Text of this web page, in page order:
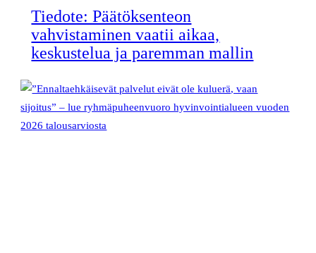
Tiedote: Päätöksenteon
vahvistaminen vaatii aikaa,
keskustelua ja paremman mallin